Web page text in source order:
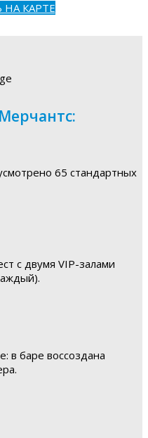
КАРТЕ
65 стандартных
с двумя VIP-залами
в баре воссоздана